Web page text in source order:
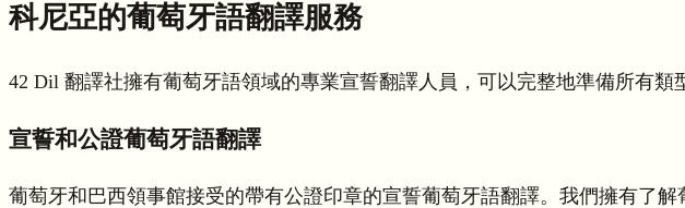
科尼亞的葡萄牙語翻譯服務
42 Dil 翻譯社擁有葡萄牙語領域的專業宣誓翻譯人員，可以完整地準備所有類
宣誓和公證葡萄牙語翻譯
葡萄牙和巴西領事館接受的帶有公證印章的宣誓葡萄牙語翻譯。我們擁有了